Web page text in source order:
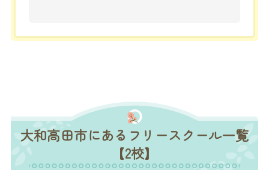
大和高田市にあるフリースクール一覧
【2校】